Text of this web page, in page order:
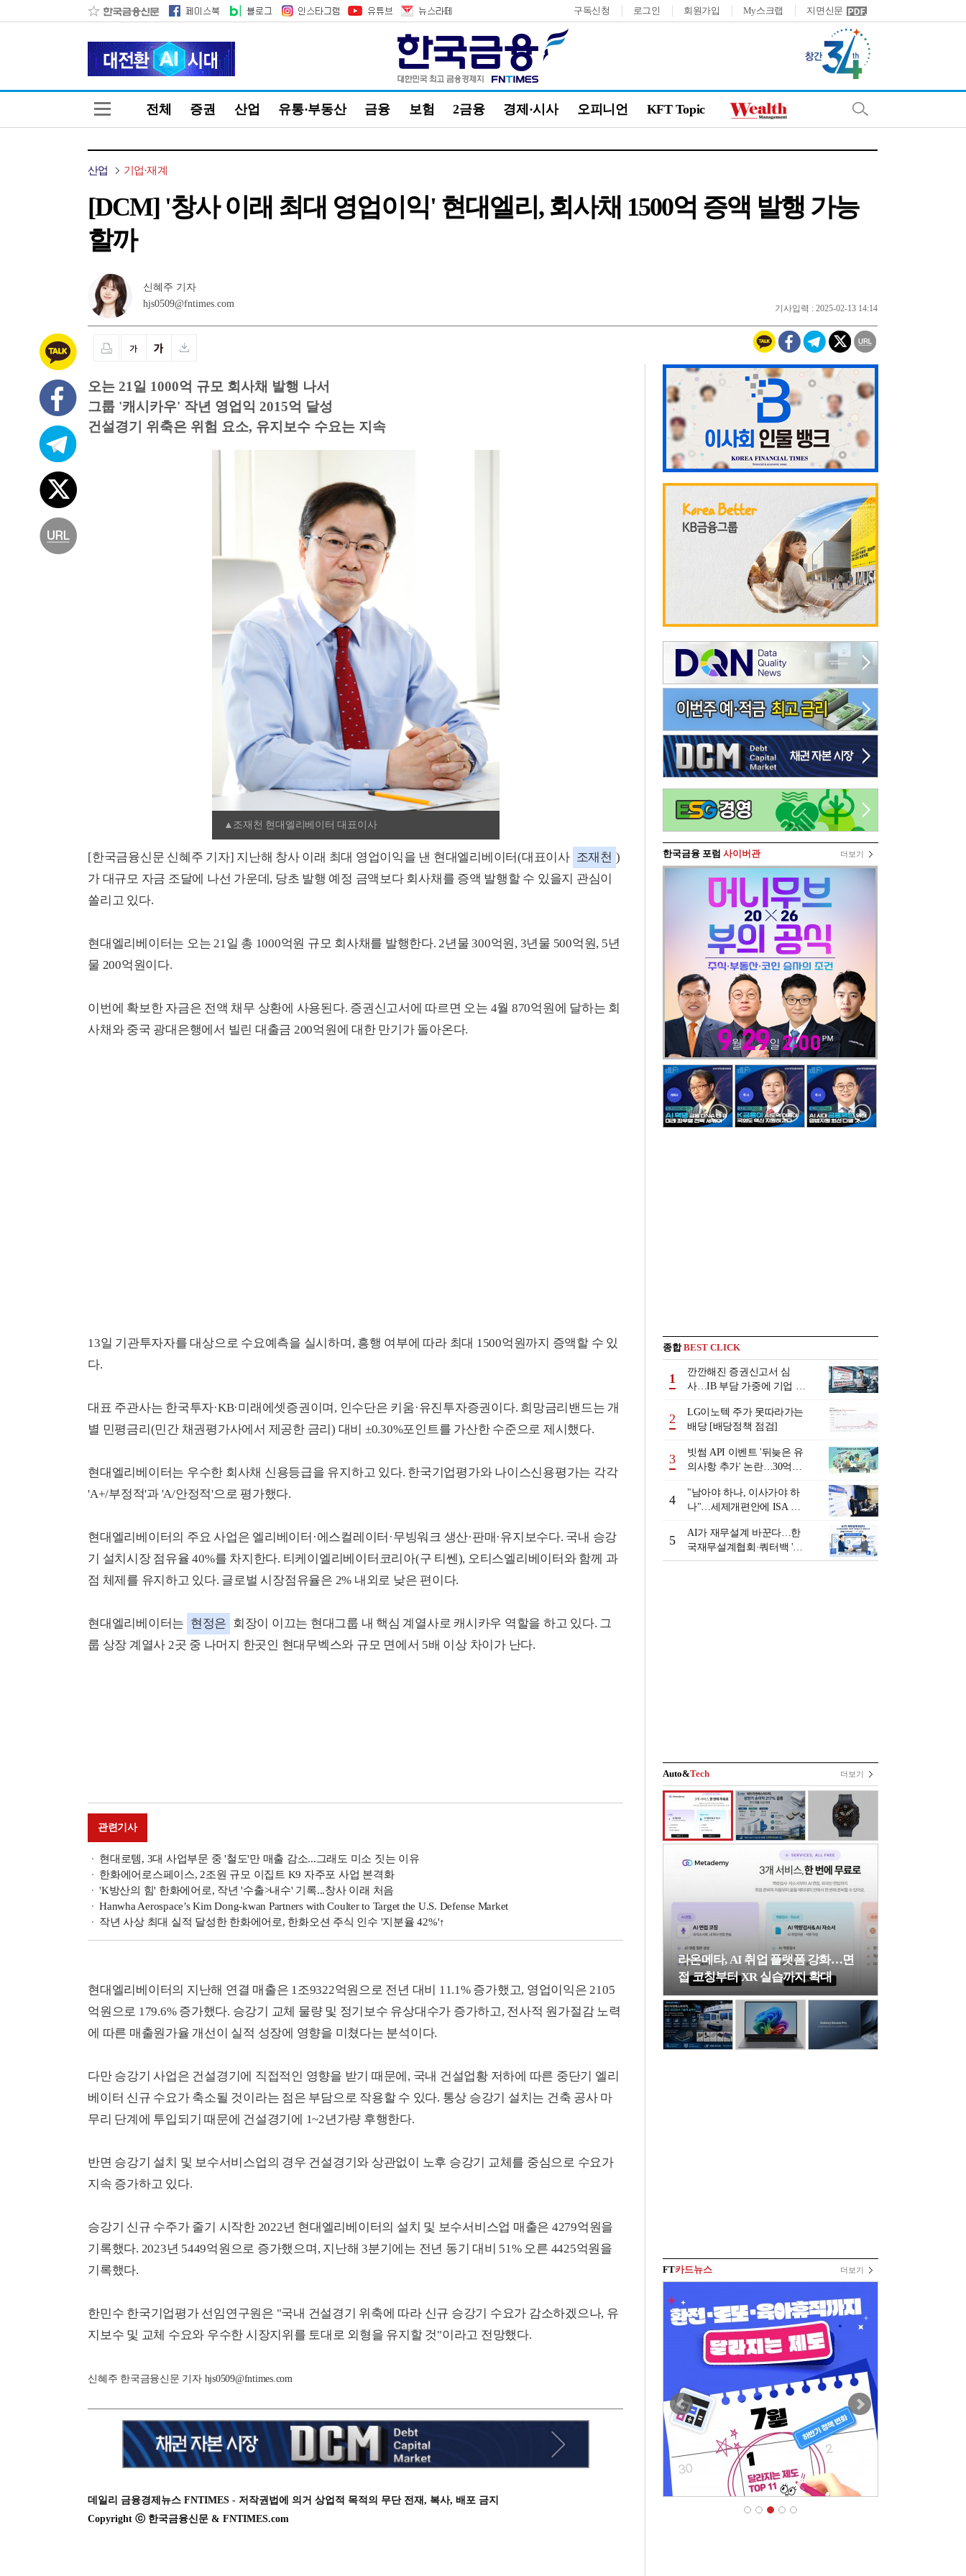
구독신청 로그인 회원가입 My스크랩 지면신문
전체 증권 산업 유통·부동산 금융 보험 2금융 경제·시사 오피니언 KFT Topic
산업 기업·재계
[DCM] '창사 이래 최대 영업이익' 현대엘리, 회사채 1500억 증액 발행 가능
할까
신혜주 기자
hjs0509@fntimes.com
기사입력 : 2025-02-13 14:14
오는 21일 1000억 규모 회사채 발행 나서
그룹 '캐시카우' 작년 영업익 2015억 달성
건설경기 위축은 위험 요소, 유지보수 수요는 지속
▲조재천 현대엘리베이터 대표이사
[한국금융신문 신혜주 기자] 지난해 창사 이래 최대 영업이익을 낸 현대엘리베이터(대표이사 조재천 )
가 대규모 자금 조달에 나선 가운데, 당초 발행 예정 금액보다 회사채를 증액 발행할 수 있을지 관심이
쏠리고 있다.
현대엘리베이터는 오는 21일 총 1000억원 규모 회사채를 발행한다. 2년물 300억원, 3년물 500억원, 5년
물 200억원이다.
이번에 확보한 자금은 전액 채무 상환에 사용된다. 증권신고서에 따르면 오는 4월 870억원에 달하는 회
사채와 중국 광대은행에서 빌린 대출금 200억원에 대한 만기가 돌아온다.
13일 기관투자자를 대상으로 수요예측을 실시하며, 흥행 여부에 따라 최대 1500억원까지 증액할 수 있
다.
대표 주관사는 한국투자·KB·미래에셋증권이며, 인수단은 키움·유진투자증권이다. 희망금리밴드는 개
별 민평금리(민간 채권평가사에서 제공한 금리) 대비 ±0.30%포인트를 가산한 수준으로 제시했다.
현대엘리베이터는 우수한 회사채 신용등급을 유지하고 있다. 한국기업평가와 나이스신용평가는 각각
'A+/부정적'과 'A/안정적'으로 평가했다.
현대엘리베이터의 주요 사업은 엘리베이터·에스컬레이터·무빙워크 생산·판매·유지보수다. 국내 승강
기 설치시장 점유율 40%를 차지한다. 티케이엘리베이터코리아(구 티쎈), 오티스엘리베이터와 함께 과
점 체제를 유지하고 있다. 글로벌 시장점유율은 2% 내외로 낮은 편이다.
현대엘리베이터는 현정은 회장이 이끄는 현대그룹 내 핵심 계열사로 캐시카우 역할을 하고 있다. 그
룹 상장 계열사 2곳 중 나머지 한곳인 현대무벡스와 규모 면에서 5배 이상 차이가 난다.
관련기사
현대로템, 3대 사업부문 중 '철도'만 매출 감소...그래도 미소 짓는 이유
한화에어로스페이스, 2조원 규모 이집트 K9 자주포 사업 본격화
'K방산의 힘' 한화에어로, 작년 '수출>내수' 기록...창사 이래 처음
Hanwha Aerospace’s Kim Dong-kwan Partners with Coulter to Target the U.S. Defense Market
작년 사상 최대 실적 달성한 한화에어로, 한화오션 주식 인수 '지분율 42%'↑
현대엘리베이터의 지난해 연결 매출은 1조9322억원으로 전년 대비 11.1% 증가했고, 영업이익은 2105
억원으로 179.6% 증가했다. 승강기 교체 물량 및 정기보수 유상대수가 증가하고, 전사적 원가절감 노력
에 따른 매출원가율 개선이 실적 성장에 영향을 미쳤다는 분석이다.
다만 승강기 사업은 건설경기에 직접적인 영향을 받기 때문에, 국내 건설업황 저하에 따른 중단기 엘리
베이터 신규 수요가 축소될 것이라는 점은 부담으로 작용할 수 있다. 통상 승강기 설치는 건축 공사 마
무리 단계에 투입되기 때문에 건설경기에 1~2년가량 후행한다.
반면 승강기 설치 및 보수서비스업의 경우 건설경기와 상관없이 노후 승강기 교체를 중심으로 수요가
지속 증가하고 있다.
승강기 신규 수주가 줄기 시작한 2022년 현대엘리베이터의 설치 및 보수서비스업 매출은 4279억원을
기록했다. 2023년 5449억원으로 증가했으며, 지난해 3분기에는 전년 동기 대비 51% 오른 4425억원을
기록했다.
한민수 한국기업평가 선임연구원은 "국내 건설경기 위축에 따라 신규 승강기 수요가 감소하겠으나, 유
지보수 및 교체 수요와 우수한 시장지위를 토대로 외형을 유지할 것"이라고 전망했다.
신혜주 한국금융신문 기자 hjs0509@fntimes.com
데일리 금융경제뉴스 FNTIMES - 저작권법에 의거 상업적 목적의 무단 전재, 복사, 배포 금지
Copyright ⓒ 한국금융신문 & FNTIMES.com
한국금융 포럼 사이버관 더보기
종합BEST CLICK
1
깐깐해진 증권신고서 심
사…IB 부담 가중에 기업 자
2
LG이노텍 주가 못따라가는
배당 [배당정책 점검]
3
빗썸 API 이벤트 '뒤늦은 유
의사항 추가' 논란…30억원
발
4
"남아야 하나, 이사가야 하
나"…세제개편안에 ISA 투
5
AI가 재무설계 바꾼다…한
국재무설계협회·쿼터백 '베
러웰스'로 생태계 구축
Auto&Tech 더보기
라온메타, AI 취업 플랫폼 강화…면
접 코칭부터 XR 실습까지 확대
FT카드뉴스 더보기